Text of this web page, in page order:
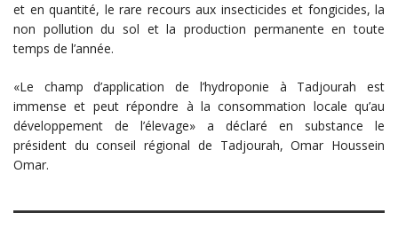
et en quantité, le rare recours aux insecticides et fongicides, la
non pollution du sol et la production permanente en toute
temps de l’année.
«Le champ d’application de l’hydroponie à Tadjourah est
immense et peut répondre à la consommation locale qu’au
développement de l’élevage» a déclaré en substance le
président du conseil régional de Tadjourah, Omar Houssein
Omar.